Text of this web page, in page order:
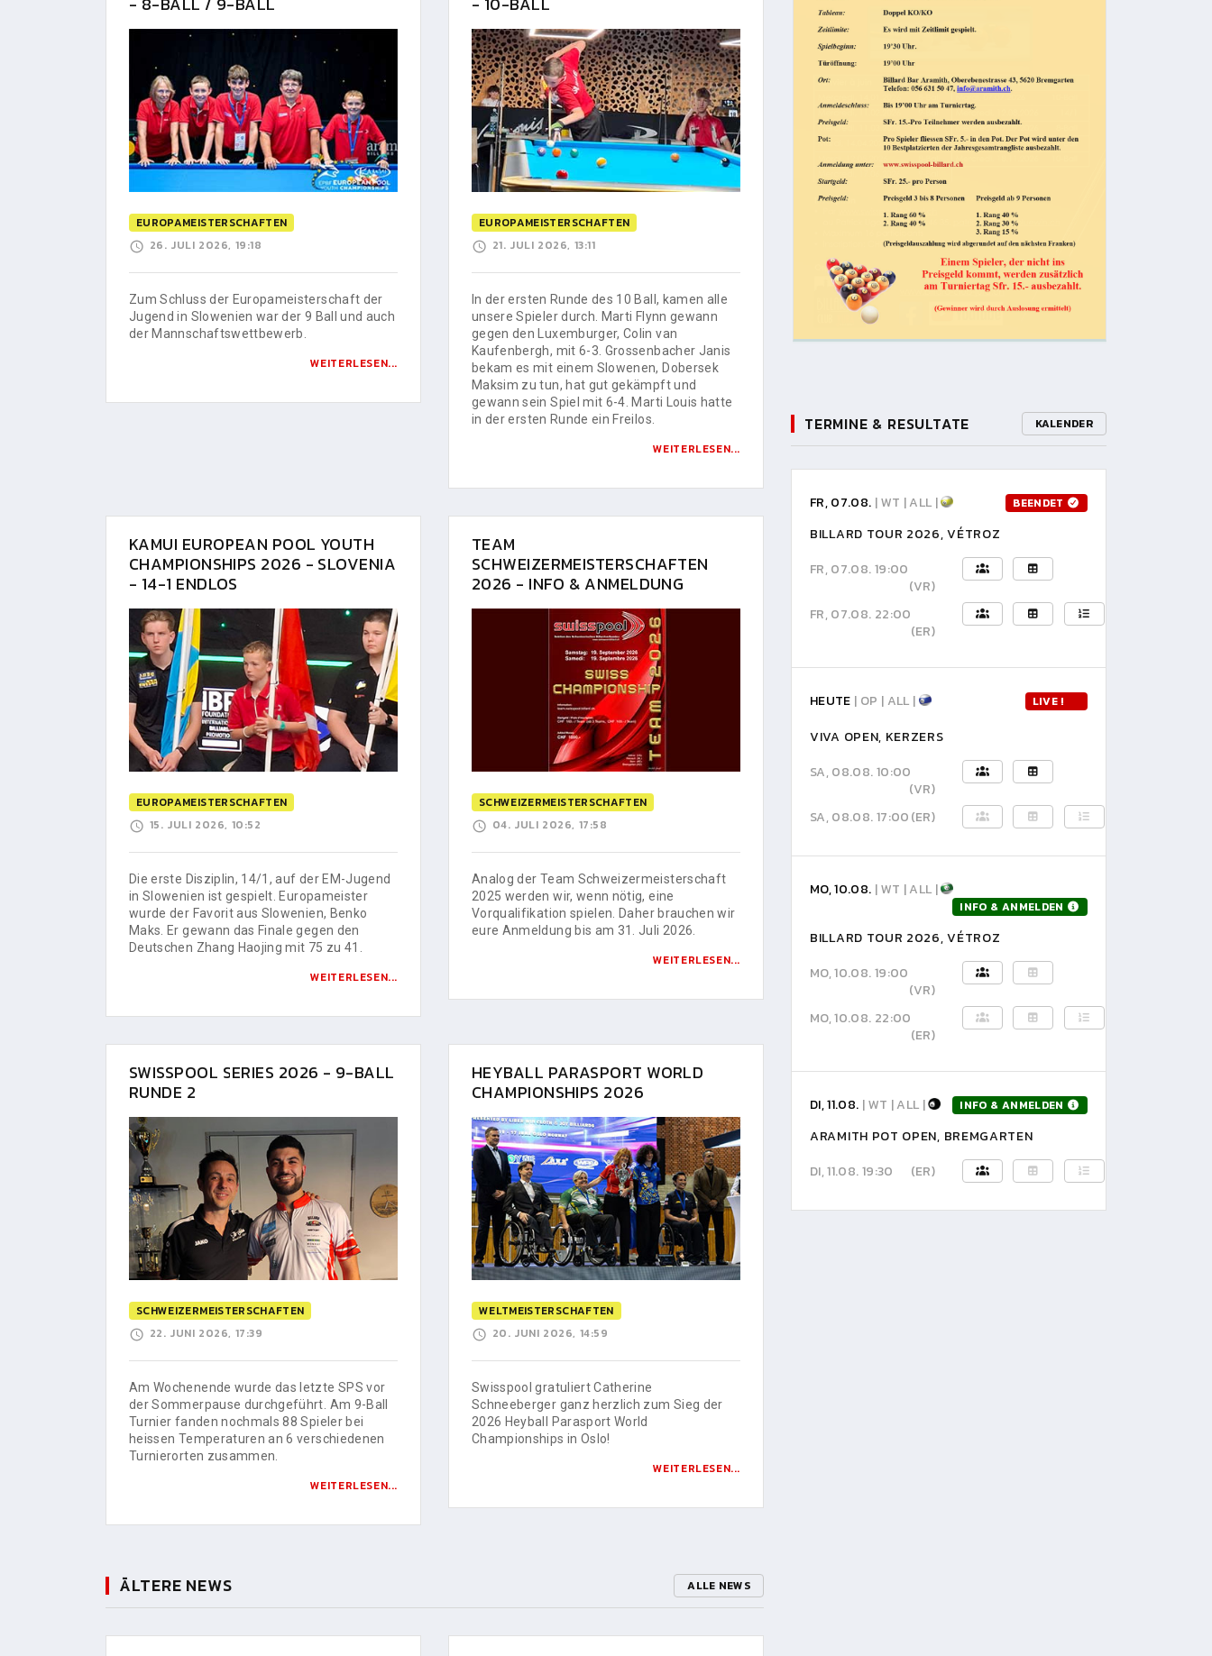
EUROPAMEISTERSCHAFTEN
26. JULI 2026, 19:18
Zum Schluss der Europameisterschaft der
Jugend in Slowenien war der 9 Ball und auch
der Mannschaftswettbewerb.
WEITERLESEN...
EUROPAMEISTERSCHAFTEN
21. JULI 2026, 13:11
In der ersten Runde des 10 Ball, kamen alle
unsere Spieler durch. Marti Flynn gewann
gegen den Luxemburger, Colin van
Kaufenbergh, mit 6-3. Grossenbacher Janis
bekam es mit einem Slowenen, Dobersek
Maksim zu tun, hat gut gekämpft und
gewann sein Spiel mit 6-4. Marti Louis hatte
in der ersten Runde ein Freilos.
WEITERLESEN...
KAMUI EUROPEAN POOL YOUTH
CHAMPIONSHIPS 2026 - SLOVENIA
- 14-1 ENDLOS
EUROPAMEISTERSCHAFTEN
15. JULI 2026, 10:52
Die erste Disziplin, 14/1, auf der EM-Jugend
in Slowenien ist gespielt. Europameister
wurde der Favorit aus Slowenien, Benko
Maks. Er gewann das Finale gegen den
Deutschen Zhang Haojing mit 75 zu 41.
WEITERLESEN...
TEAM
SCHWEIZERMEISTERSCHAFTEN
2026 - INFO & ANMELDUNG
SCHWEIZERMEISTERSCHAFTEN
04. JULI 2026, 17:58
Analog der Team Schweizermeisterschaft
2025 werden wir, wenn nötig, eine
Vorqualifikation spielen. Daher brauchen wir
eure Anmeldung bis am 31. Juli 2026.
WEITERLESEN...
SWISSPOOL SERIES 2026 - 9-BALL
RUNDE 2
SCHWEIZERMEISTERSCHAFTEN
22. JUNI 2026, 17:39
Am Wochenende wurde das letzte SPS vor
der Sommerpause durchgeführt. Am 9-Ball
Turnier fanden nochmals 88 Spieler bei
heissen Temperaturen an 6 verschiedenen
Turnierorten zusammen.
WEITERLESEN...
HEYBALL PARASPORT WORLD
CHAMPIONSHIPS 2026
WELTMEISTERSCHAFTEN
20. JUNI 2026, 14:59
Swisspool gratuliert Catherine
Schneeberger ganz herzlich zum Sieg der
2026 Heyball Parasport World
Championships in Oslo!
WEITERLESEN...
ÄLTERE NEWS ALLE NEWS
TERMINE & RESULTATE KALENDER
FR, 07.08. | WT | ALL | BEENDET
BILLARD TOUR 2026, VÉTROZ
FR, 07.08. 19:00
(VR)
FR, 07.08. 22:00
(ER)
HEUTE | OP | ALL | LIVE !
VIVA OPEN, KERZERS
SA, 08.08. 10:00
(VR)
SA, 08.08. 17:00(ER)
MO, 10.08. | WT | ALL |
INFO & ANMELDEN
BILLARD TOUR 2026, VÉTROZ
MO, 10.08. 19:00
(VR)
MO, 10.08. 22:00
(ER)
DI, 11.08. | WT | ALL | INFO & ANMELDEN
ARAMITH POT OPEN, BREMGARTEN
DI, 11.08. 19:30
(ER)